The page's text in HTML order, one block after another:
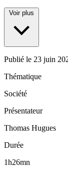
Voir plus
Publié le 23 juin
Thématique
Société
Présentateur
Thomas Hugues
Durée
1h26mn